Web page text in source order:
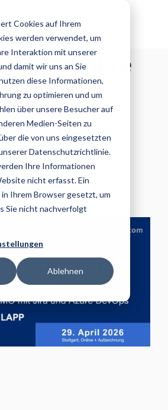
Cookies auf Ihrem
werden verwendet, um
Interaktion mit unserer
damit wir uns an Sie
diese Informationen,
zu optimieren und um
über unsere Besucher auf
Medien-Seiten zu
die von uns eingesetzten
Datenschutzrichtlinie.
Ihre Informationen
nicht erfasst. Ein
Ihrem Browser gesetzt, um
Sie nicht nachverfolgt
Ablehnen
Projekte
agilen
mit
KI